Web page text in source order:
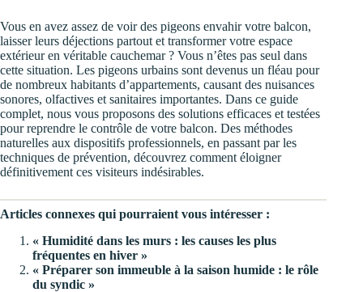
Vous en avez assez de voir des pigeons envahir votre balcon,
laisser leurs déjections partout et transformer votre espace
extérieur en véritable cauchemar ? Vous n’êtes pas seul dans
cette situation. Les pigeons urbains sont devenus un fléau pour
de nombreux habitants d’appartements, causant des nuisances
sonores, olfactives et sanitaires importantes. Dans ce guide
complet, nous vous proposons des solutions efficaces et testées
pour reprendre le contrôle de votre balcon. Des méthodes
naturelles aux dispositifs professionnels, en passant par les
techniques de prévention, découvrez comment éloigner
définitivement ces visiteurs indésirables.
Articles connexes qui pourraient vous intéresser :
« Humidité dans les murs : les causes les plus
fréquentes en hiver »
« Préparer son immeuble à la saison humide : le rôle
du syndic »